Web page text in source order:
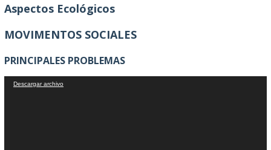
Aspectos Ecológicos
MOVIMENTOS SOCIALES
PRINCIPALES PROBLEMAS
Reproductor
Descargar archivo